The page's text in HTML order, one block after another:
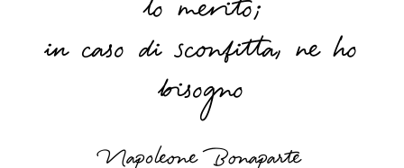
lo merito;
in caso di sconfitta, ne ho
bisogno